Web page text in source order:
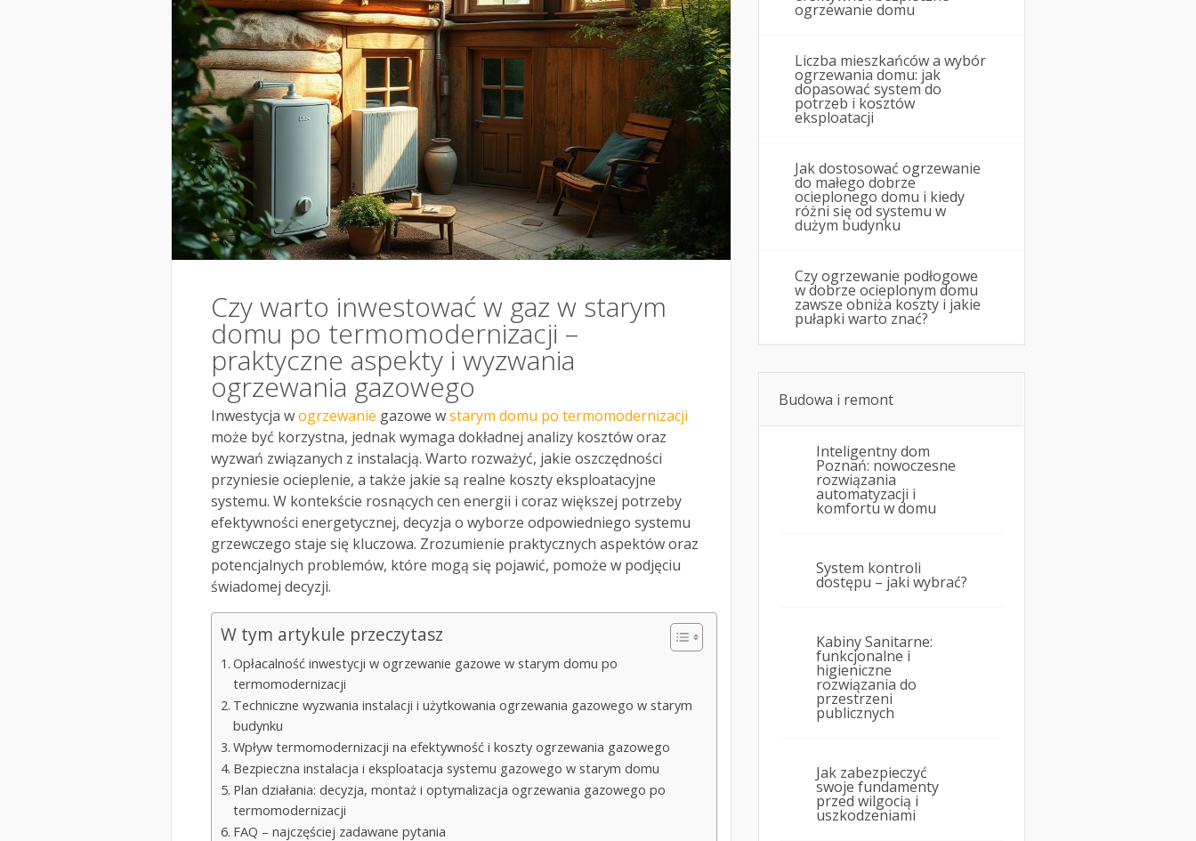
Czy warto inwestować w gaz w starym
domu po termomodernizacji –
praktyczne aspekty i wyzwania
ogrzewania gazowego
Inwestycja wogrzewanie gazowe wstarym domu po termomodernizacji
może być korzystna, jednak wymaga dokładnej analizy kosztów oraz
wyzwań związanych z instalacją. Warto rozważyć, jakie oszczędności
przyniesie ocieplenie, a także jakie są realne koszty eksploatacyjne
systemu. W kontekście rosnących cen energii i coraz większej potrzeby
efektywności energetycznej, decyzja o wyborze odpowiedniego systemu
grzewczego staje się kluczowa. Zrozumienie praktycznych aspektów oraz
potencjalnych problemów, które mogą się pojawić, pomoże w podjęciu
świadomej decyzji.
W tym artykule przeczytasz
Opłacalność inwestycji w ogrzewanie gazowe w starym domu po
termomodernizacji
Techniczne wyzwania instalacji i użytkowania ogrzewania gazowego w starym
budynku
Wpływ termomodernizacji na efektywność i koszty ogrzewania gazowego
Bezpieczna instalacja i eksploatacja systemu gazowego w starym domu
Plan działania: decyzja, montaż i optymalizacja ogrzewania gazowego po
termomodernizacji
FAQ – najczęściej zadawane pytania
ogrzewanie domu
Liczba mieszkańców a wybór
ogrzewania domu: jak
dopasować system do
potrzeb i kosztów
eksploatacji
Jak dostosować ogrzewanie
do małego dobrze
ocieplonego domu i kiedy
różni się od systemu w
dużym budynku
Czy ogrzewanie podłogowe
w dobrze ocieplonym domu
zawsze obniża koszty i jakie
pułapki warto znać?
Budowa i remont
Inteligentny dom
Poznań: nowoczesne
rozwiązania
automatyzacji i
komfortu w domu
System kontroli
dostępu – jaki wybrać?
Kabiny Sanitarne:
funkcjonalne i
higieniczne
rozwiązania do
przestrzeni
publicznych
Jak zabezpieczyć
swoje fundamenty
przed wilgocią i
uszkodzeniami